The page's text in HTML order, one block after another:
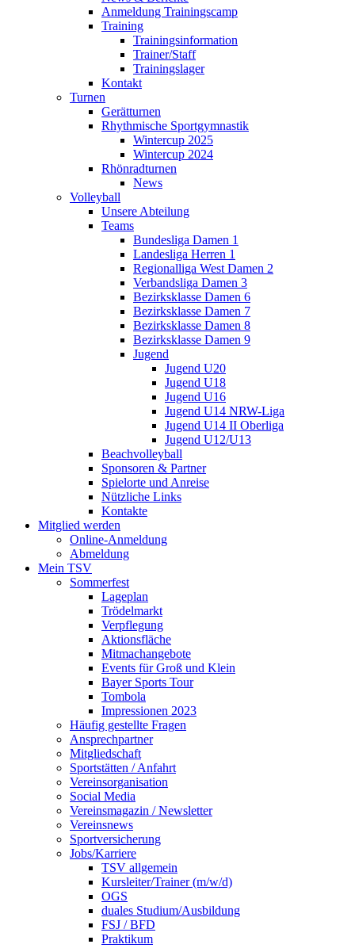
Anmeldung Trainingscamp
Training
Trainingsinformation
Trainer/Staff
Trainingslager
Kontakt
Turnen
Gerätturnen
Rhythmische Sportgymnastik
Wintercup 2025
Wintercup 2024
Rhönradturnen
News
Volleyball
Unsere Abteilung
Teams
Bundesliga Damen 1
Landesliga Herren 1
Regionalliga West Damen 2
Verbandsliga Damen 3
Bezirksklasse Damen 6
Bezirksklasse Damen 7
Bezirksklasse Damen 8
Bezirksklasse Damen 9
Jugend
Jugend U20
Jugend U18
Jugend U16
Jugend U14 NRW-Liga
Jugend U14 II Oberliga
Jugend U12/U13
Beachvolleyball
Sponsoren & Partner
Spielorte und Anreise
Nützliche Links
Kontakte
Mitglied werden
Online-Anmeldung
Abmeldung
Mein TSV
Sommerfest
Lageplan
Trödelmarkt
Verpflegung
Aktionsfläche
Mitmachangebote
Events für Groß und Klein
Bayer Sports Tour
Tombola
Impressionen 2023
Häufig gestellte Fragen
Ansprechpartner
Mitgliedschaft
Sportstätten / Anfahrt
Vereinsorganisation
Social Media
Vereinsmagazin / Newsletter
Vereinsnews
Sportversicherung
Jobs/Karriere
TSV allgemein
Kursleiter/Trainer (m/w/d)
OGS
duales Studium/Ausbildung
FSJ / BFD
Praktikum